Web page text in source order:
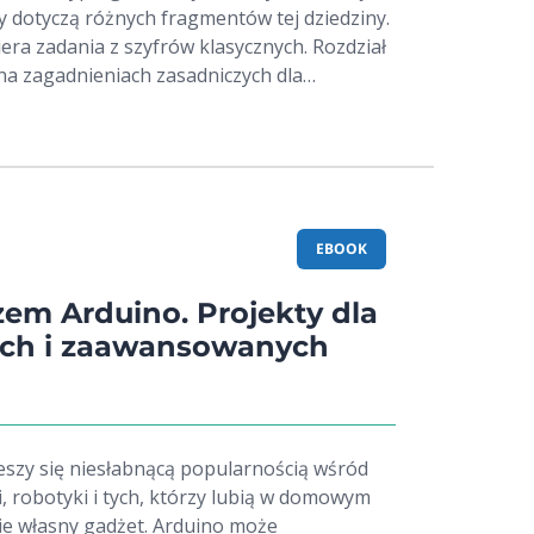
związane z nią procedury oceny
sieci. W rozdziale siódmym
przeprowadzono
zawiera omówienie
opisano możliwości realizacji
do zabezpieczania transmitowanego
dotyczą różnych fragmentów tej dziedziny.
zadania z szyfrów klasycznych. Rozdział
zagadnieniach zasadniczych dla
oraz podpisów cyfrowych.
EBOOK
Arduino. Projekty dla
i zaawansowanych
się niesłabnącą popularnością wśród
robotyki i tych, którzy lubią w domowym
własny gadżet. Arduino może